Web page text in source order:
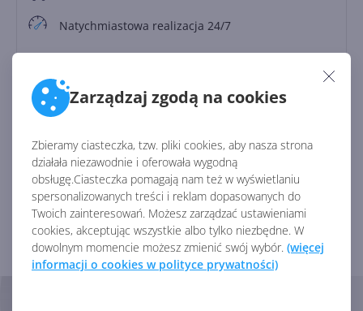
Zarządzaj zgodą na cookies
Zbieramy ciasteczka, tzw. pliki cookies, aby nasza strona
działała niezawodnie i oferowała wygodną
obsługę.Ciasteczka pomagają nam też w wyświetlaniu
spersonalizowanych treści i reklam dopasowanych do
Twoich zainteresowań. Możesz zarządzać ustawieniami
cookies, akceptując wszystkie albo tylko niezbędne. W
dowolnym momencie możesz zmienić swój wybór. (więcej
informacji o cookies w polityce prywatności)
Natychmiastowa realizacja 24/7
Kod producenta:CFQ7TTC0LCHC
Zobacz porównanie z innymi pakietami